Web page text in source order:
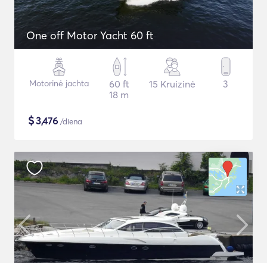
One off Motor Yacht 60 ft
Motorinė jachta
60 ft
18 m
15 Kruizinė 3
$3,476 /diena